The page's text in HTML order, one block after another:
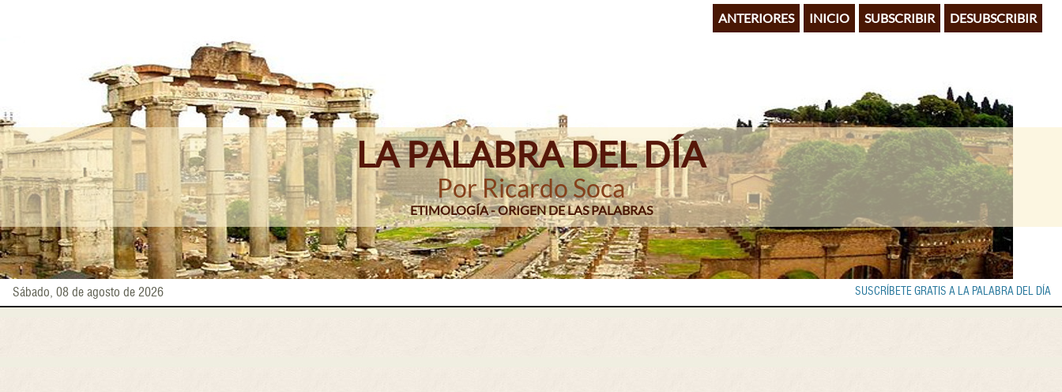
ANTERIORES INICIO SUBSCRIBIR DESUBSCRIBIR
LA PALABRA DEL DÍA
Por Ricardo Soca
ETIMOLOGÍA - ORIGEN DE LAS PALABRAS
Sábado, 08 de agosto de 2026 SUSCRÍBETE GRATIS A LA PALABRA DEL DÍA